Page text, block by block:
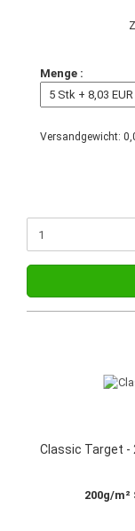
Menge :
Versandgewicht:
Classic Target -
200g/